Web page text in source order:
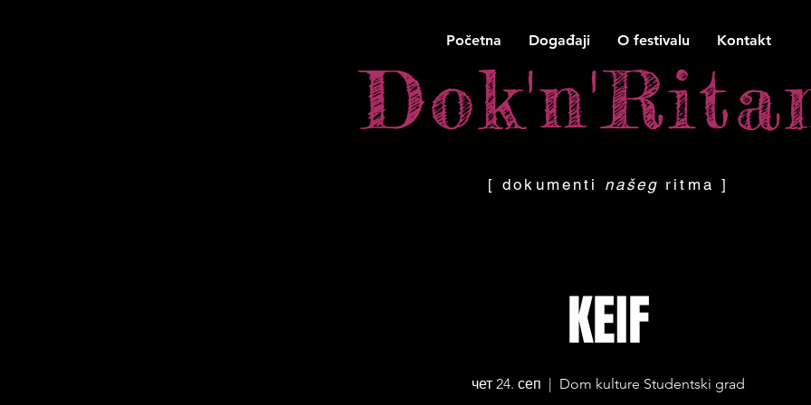
Početna Događaji O festivalu Kontakt
[ dokumenti našeg ritma ]
KEIF
чет 24. сеп
  |
Dom kulture Studentski grad